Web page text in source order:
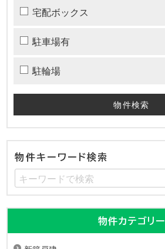
宅配ボックス
駐車場有
駐輪場
物件キーワード検索
物件カテゴリー